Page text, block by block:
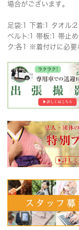
場合がございます。
足袋:1 下着:1 タオル
ベルト:1 帯板:1 帯止
ク:各1 ※着付けに必要